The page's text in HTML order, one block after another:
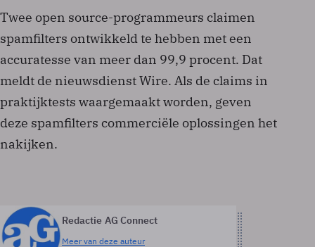
Twee open source-programmeurs claimen
spamfilters ontwikkeld te hebben met een
accuratesse van meer dan 99,9 procent. Dat
meldt de nieuwsdienst Wire. Als de claims in
praktijktests waargemaakt worden, geven
deze spamfilters commerciële oplossingen het
nakijken.
Redactie AG Connect
Meer van deze auteur